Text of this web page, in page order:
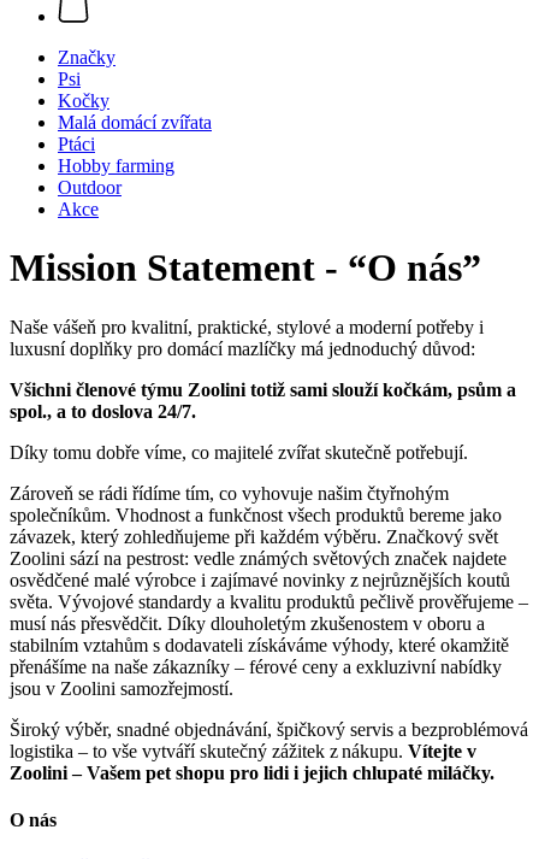
Značky
Psi
Kočky
Malá domácí zvířata
Ptáci
Hobby farming
Outdoor
Akce
Mission Statement - “O nás”
Naše vášeň pro kvalitní, praktické, stylové a moderní potřeby i
luxusní doplňky pro domácí mazlíčky má jednoduchý důvod:
Všichni členové týmu Zoolini totiž sami slouží kočkám, psům a
spol., a to doslova 24/7.
Díky tomu dobře víme, co majitelé zvířat skutečně potřebují.
Zároveň se rádi řídíme tím, co vyhovuje našim čtyřnohým
společníkům. Vhodnost a funkčnost všech produktů bereme jako
závazek, který zohledňujeme při každém výběru. Značkový svět
Zoolini sází na pestrost: vedle známých světových značek najdete
osvědčené malé výrobce i zajímavé novinky z nejrůznějších koutů
světa. Vývojové standardy a kvalitu produktů pečlivě prověřujeme –
musí nás přesvědčit. Díky dlouholetým zkušenostem v oboru a
stabilním vztahům s dodavateli získáváme výhody, které okamžitě
přenášíme na naše zákazníky – férové ceny a exkluzivní nabídky
jsou v Zoolini samozřejmostí.
Široký výběr, snadné objednávání, špičkový servis a bezproblémová
logistika – to vše vytváří skutečný zážitek z nákupu. Vítejte v
Zoolini – Vašem pet shopu pro lidi i jejich chlupaté miláčky.
O nás